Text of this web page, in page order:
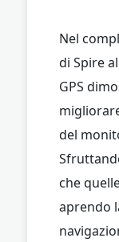
Nel
di Spire
GPS
del
che
aprendo